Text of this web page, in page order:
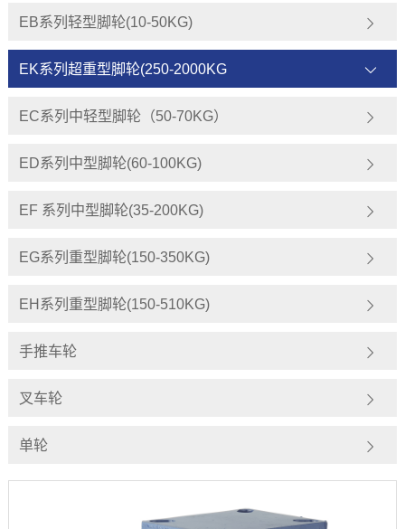
EB系列轻型脚轮(10-50KG)
EK系列超重型脚轮(250-2000KG
EC系列中轻型脚轮（50-70KG）
ED系列中型脚轮(60-100KG)
EF 系列中型脚轮(35-200KG)
EG系列重型脚轮(150-350KG)
EH系列重型脚轮(150-510KG)
手推车轮
叉车轮
单轮